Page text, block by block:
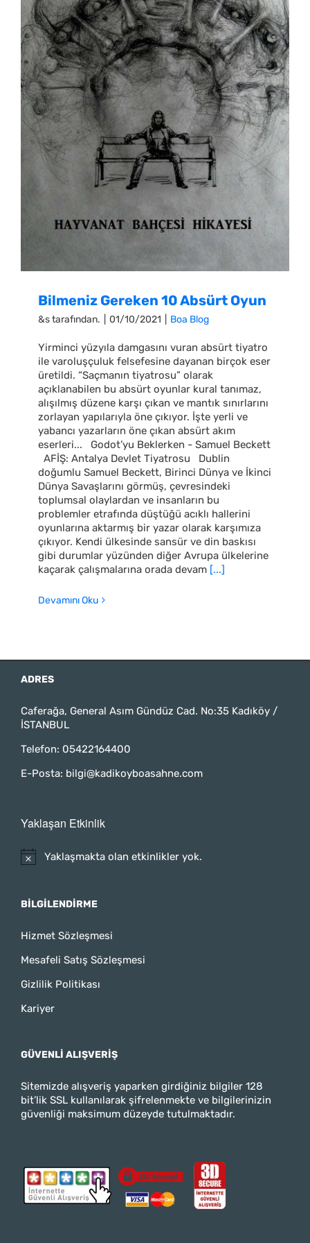
Bilmeniz Gereken 10 Absürt Oyun
&s tarafından. 01/10/2021 Boa Blog
Yirminci yüzyıla damgasını vuran absürt tiyatro
ile varoluşçuluk felsefesine dayanan birçok eser
üretildi. “Saçmanın tiyatrosu” olarak
açıklanabilen bu absürt oyunlar kural tanımaz,
alışılmış düzene karşı çıkan ve mantık sınırlarını
zorlayan yapılarıyla öne çıkıyor. İşte yerli ve
yabancı yazarların öne çıkan absürt akım
eserleri... Godot’yu Beklerken - Samuel Beckett
AFİŞ: Antalya Devlet Tiyatrosu Dublin
doğumlu Samuel Beckett, Birinci Dünya ve İkinci
Dünya Savaşlarını görmüş, çevresindeki
toplumsal olaylardan ve insanların bu
problemler etrafında düştüğü acıklı hallerini
oyunlarına aktarmış bir yazar olarak karşımıza
çıkıyor. Kendi ülkesinde sansür ve din baskısı
gibi durumlar yüzünden diğer Avrupa ülkelerine
kaçarak çalışmalarına orada devam [...]
Devamını Oku
ADRES
Caferağa, General Asım Gündüz Cad. No:35 Kadıköy /
İSTANBUL
Telefon: 05422164400
E-Posta: bilgi@kadikoyboasahne.com
Yaklaşan Etkinlik
Yaklaşmakta olan etkinlikler yok.
BILGILENDIRME
Hizmet Sözleşmesi
Mesafeli Satış Sözleşmesi
Gizlilik Politikası
Kariyer
GÜVENLI ALIŞVERIŞ
Sitemizde alışveriş yaparken girdiğiniz bilgiler 128
bit’lik SSL kullanılarak şifrelenmekte ve bilgilerinizin
güvenliği maksimum düzeyde tutulmaktadır.